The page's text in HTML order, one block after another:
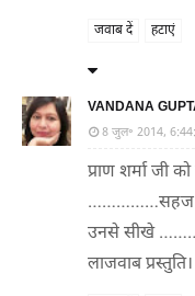
जवाब दें हटाएं
VANDANA
8 जुल॰ 2014,
प्राण शर्मा जी
……………सहज
उनसे सीखे
लाजवाब प्रस्तुति।